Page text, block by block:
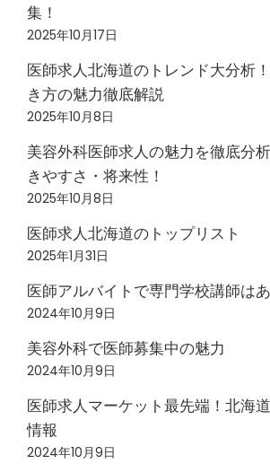
集！
2025年10月17日
医師求人北海道のトレンド大分析
き方の魅力徹底解説
2025年10月8日
美容外科医師求人の魅力を徹底分
きやすさ・将来性！
2025年10月8日
医師求人北海道のトップリスト
2025年1月31日
医師アルバイトで専門学校講師は
2024年10月9日
美容外科で医師募集中の魅力
2024年10月9日
医師求人マーケット最先端！北海
情報
2024年10月9日